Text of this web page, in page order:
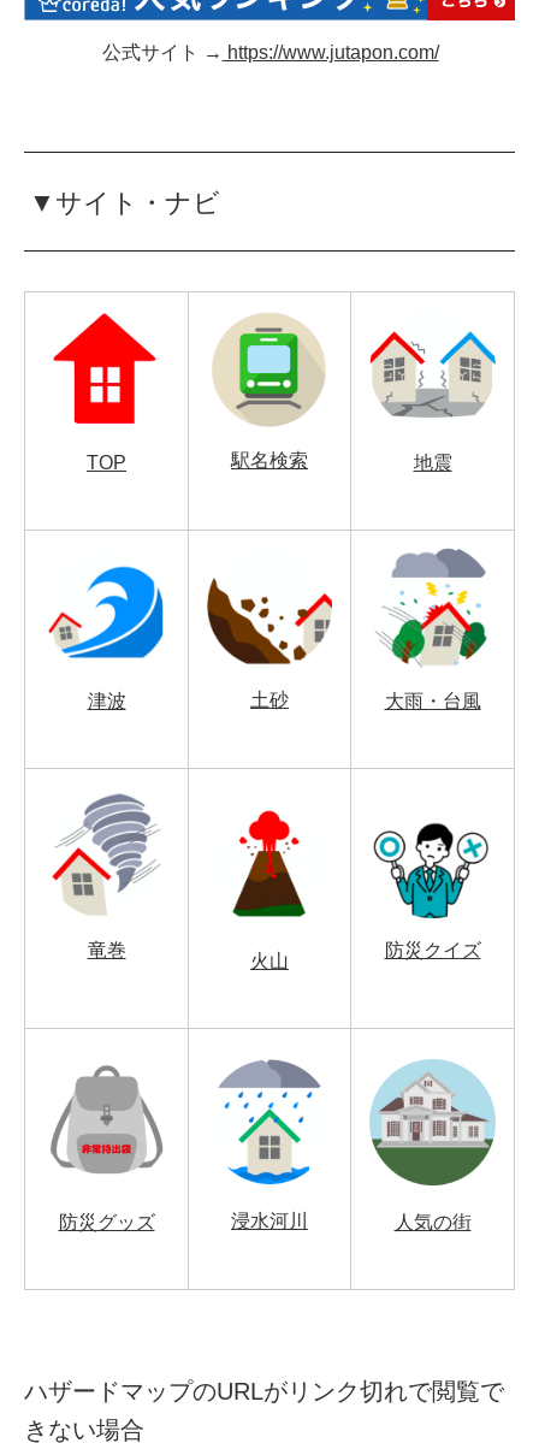
公式サイト → https://www.jutapon.com/
▼サイト・ナビ
TOP 駅名検索 地震
津波 土砂 大雨・台風
竜巻
火山
防災クイズ
防災グッズ 浸水河川 人気の街
ハザードマップのURLがリンク切れで閲覧で
きない場合